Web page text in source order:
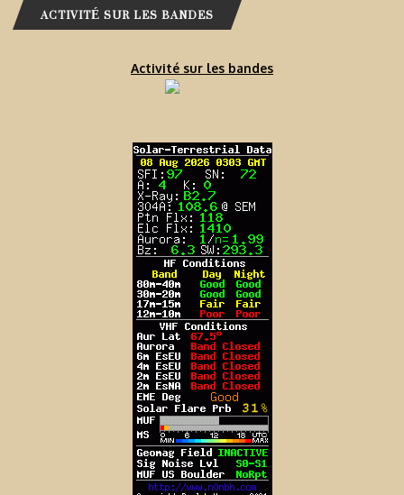
ACTIVITÉ SUR LES BANDES
Activité sur les bandes